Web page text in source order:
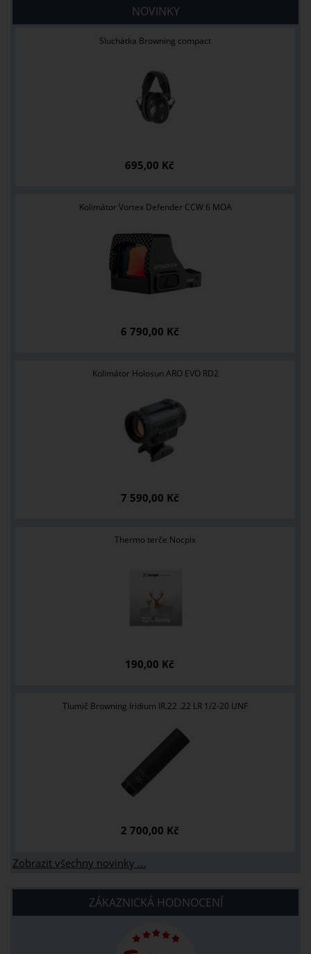
NOVINKY
Sluchátka Browning compact
695,00 Kč
Kolimátor Vortex Defender CCW 6 MOA
6 790,00 Kč
Kolimátor Holosun ARO EVO RD2
7 590,00 Kč
Thermo terče Nocpix
190,00 Kč
Tlumič Browning Iridium IR.22 .22 LR 1/2-20 UNF
2 700,00 Kč
Zobrazit všechny novinky ...
ZÁKAZNICKÁ HODNOCENÍ